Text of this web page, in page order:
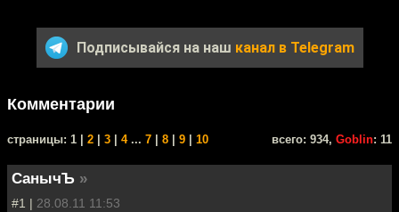
Подписывайся на наш канал в Telegram
Комментарии
cтраницы: 1 | 2 3 4... 7 8 9 10 всего: 934, Goblin: 11
СанычЪ »
#1 | 28.08.11 11:53